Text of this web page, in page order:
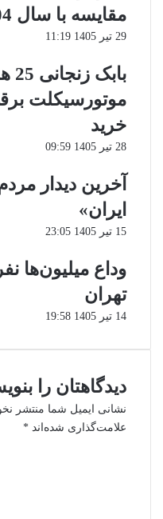
مقایسه با سال 1404
29 تیر 1405 11:19
موتورسیکلت
خرید
28 تیر 1405 09:59
آخرین دیدار
ایران»
15 تیر 1405 23:05
وداع میلیون‌ها
تهران
14 تیر 1405 19:58
دیدگاهتان را
نشانی ایمیل شما منتشر
علامت‌گذاری شده‌اند *